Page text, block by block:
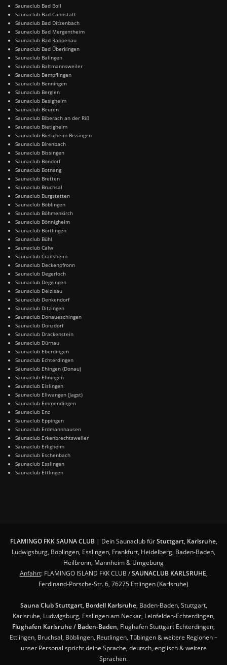
Saunaclub Bad Boll
Saunaclub Bad Cannstatt
Saunaclub Bad Ditzenbach
Saunaclub Bad Mergentheim
Saunaclub Bad Rappenau
Saunaclub Bad Überkingen
Saunaclub Balingen
Saunaclub Baltmannsweiler
Saunaclub Bempflingen
Saunaclub Benningen
Saunaclub Berglen
Saunaclub Besigheim
Saunaclub Beuren
Saunaclub Biberach an der Riß
Saunaclub Bietigheim
Saunaclub Bietigheim-Bissingen
Saunaclub Birenbach
Saunaclub Bissingen
Saunaclub Bondorf
Saunaclub Botnang
Saunaclub Bretten
Saunaclub Bruchsal
Saunaclub Burgstetten
Saunaclub Böblingen
Saunaclub Böhmenkirch
Saunaclub Bönnigheim
Saunaclub Börtlingen
Saunaclub Bühl
Saunaclub Calw
Saunaclub Crailsheim
Saunaclub Deckenpfronn
Saunaclub Degerloch
Saunaclub Deggingen
Saunaclub Deizisau
Saunaclub Denkendorf
Saunaclub Ditzingen
Saunaclub Donaueschingen
Saunaclub Donzdorf
Saunaclub Drackenstein
Saunaclub Dürnau
Saunaclub Eberdingen
Saunaclub Echterdingen
Saunaclub Ehingen (Donau)
Saunaclub Ehningen
Saunaclub Eislingen
Saunaclub Ellwangen (Jagst)
Saunaclub Emmendingen
Saunaclub Enz
Saunaclub Eppingen
Saunaclub Erdmannhausen
Saunaclub Erkenbrechtsweiler
Saunaclub Erligheim
Saunaclub Eschenbach
Saunaclub Esslingen
Saunaclub Ettlingen
FLAMINGO FKK SAUNA CLUB| Dein Saunaclub fürStuttgart, Karlsruhe,
Ludwigsburg, Böblingen, Esslingen, Frankfurt, Heidelberg, Baden-Baden,
Heilbronn, Mannheim & Umgebung
Anfahrt: FLAMINGO ISLAND FKK CLUB /SAUNACLUB KARLSRUHE,
Ferdinand-Porsche-Str. 6, 76275 Ettlingen (Karlsruhe)
Sauna Club Stuttgart, Bordell Karlsruhe, Baden-Baden, Stuttgart,
Karlsruhe, Ludwigsburg, Esslingen am Neckar, Leinfelden-Echterdingen,
Flughafen Karlsruhe / Baden-Baden, Flughafen Stuttgart Echterdingen,
Ettlingen, Bruchsal, Böblingen, Reutlingen, Tübingen & weitere Regionen –
unser Personal spricht deine Sprache, deutsch, englisch & weitere
Sprachen.